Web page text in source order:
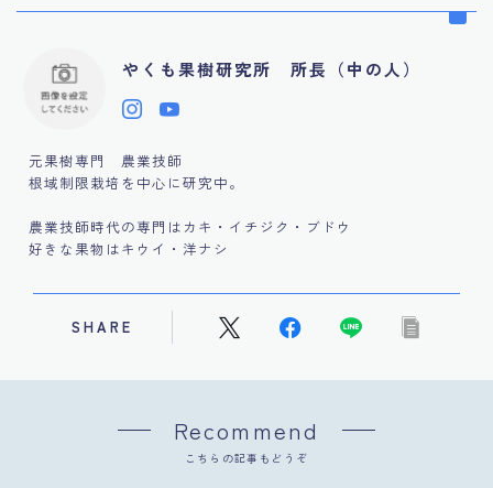
やくも果樹研究所 所長（中の人）
元果樹専門 農業技師
根域制限栽培を中心に研究中。
農業技師時代の専門はカキ・イチジク・ブドウ
好きな果物はキウイ・洋ナシ
SHARE
Recommend
こちらの記事もどうぞ